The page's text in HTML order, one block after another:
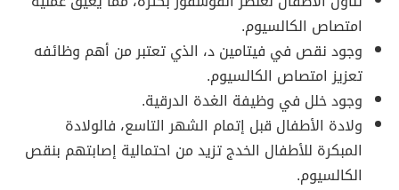
امتصاص الكالسيوم.
وجود نقص في فيتامين د، الذي تعتبر من أهم وظائفه
تعزيز امتصاص الكالسيوم.
وجود خلل في وظيفة الغدة الدرقية.
ولادة الأطفال قبل إتمام الشهر التاسع، فالولادة
المبكرة للأطفال الخدج تزيد من احتمالية إصابتهم بنقص
الكالسيوم.